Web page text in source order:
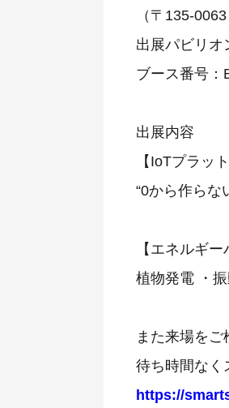
（〒135-
出展パビリオ
ブース番号
出展内容
【IoTプラッ
“0から作ら
【エネルギ
植物発電 ・
また来場を
待ち時間なく
https://